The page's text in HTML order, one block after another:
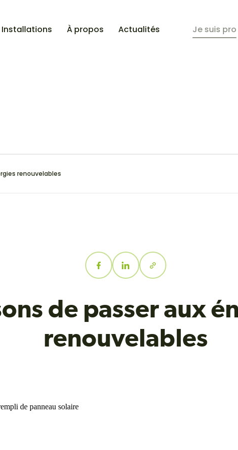
Installations À propos Actualités Je suis pro
renouvelables
de passer aux
renouvelables